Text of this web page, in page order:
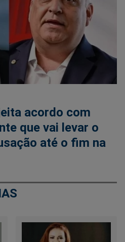
acordo com
que vai levar o
até o fim na